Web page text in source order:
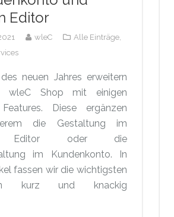
Editor
wleC
Alle Einträge,
neuen Jahres erweitern
wleC Shop mit einigen
Diese ergänzen
die Gestaltung im
Editor oder die
im Kundenkonto. In
fassen wir die wichtigsten
kurz und knackig